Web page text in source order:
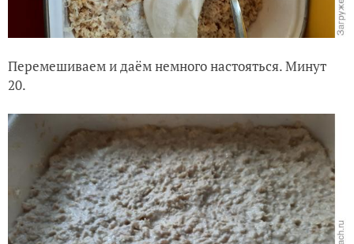
Перемешиваем и даём немного настояться. Минут
20.